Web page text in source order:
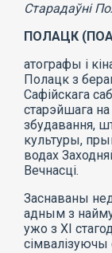
Старадаўні
ПОЛАЦК
атографы і
Полацк з
Сафійскага
старэйшага
збудавання,
культуры,
водах
Вечнасці.
Заснаваны
адным з
ужо з XI
сімвалізуючы